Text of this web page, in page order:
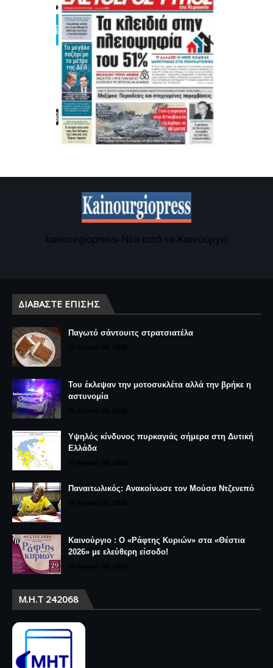
kainourgiopress-Νέα από το Καινούργιο
ΔΙΑΒΆΣΤΕ ΕΠΊΣΗΣ
Παγωτό σάντουιτς στρατσιατέλα
Του έκλεψαν την μοτοσυκλέτα αλλά την βρήκε η
αστυνομία
Υψηλός κίνδυνος πυρκαγιάς σήμερα στη Δυτική
Ελλάδα
Παναιτωλικός: Ανακοίνωσε τον Μούσα Ντζενεπό
Καινούργιο : Ο «Ράφτης Κυριών» στα «Θέστια
2026» με ελεύθερη είσοδο!
Μ.Η.Τ 242068